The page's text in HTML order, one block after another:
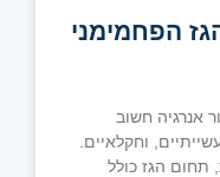
הפחמימני
אנרגיה חשוב
וחקלאיים.
תחום הגז כולל